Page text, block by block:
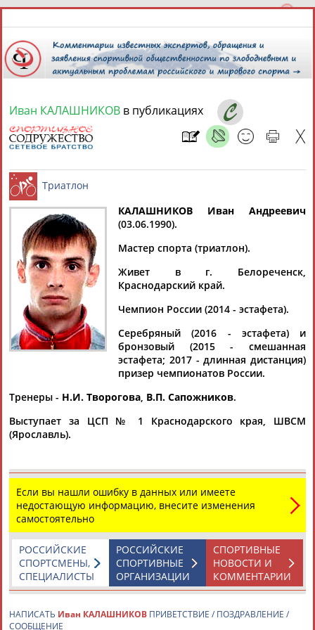
8 августа 2026 года,
СПОРТСМЕНЫ, ТРЕНЕРЫ И СПЕЦИАЛИСТЫ
Найдено: 1персона Расширенный поиск
Иван
КАЛАШНИКОВ
Ваш запрос: "Иван КАЛАШНИКОВ"
2 3
победители на длинной дистанции и в эстафете
...мужчин золото завоевал Илья Прасолов (08:03:26), вторым
сталИван Калашников(08:19:24), третьим - Анатолий
Федотов...
(Проект:Информационное агентство СТАДИОН
11.08.2025
Прыгуны в воду из России выступят на турнире в Дубае под
национальным флагом
...чемпионка Европы среди юниоров Елизавета Кансо, а
такжеИванАлександров, Спартак Гаркуша, Виктория
Казанцева, АлександрКалашников, Глеб Касьянов,
Иван КАЛАШНИКОВ в публикациях
Триатлон
КАЛАШНИКОВ Иван Андреевич
(03.06.1990).
Мастер спорта (триатлон).
Живет в г. Белореченск,
Краснодарский край.
Чемпион России (2014 - эстафета).
Серебряный (2016 - эстафета) и
бронзовый (2015 - смешанная
эстафета; 2017 - длинная дистанция)
призер чемпионатов России.
Тренеры - Н.И. Творогова, В.П. Сапожников.
Выступает за ЦСП № 1 Краснодарского края, ШВСМ
(Ярославль).
Если вы нашли ошибку в данных или имеете
недостающую информацию, внесите изменения
самостоятельно
СПОРТИВНЫЕ
НОВОСТИ И
КОММЕНТАРИИ
РОССИЙСКИЕ
СПОРТИВНЫЕ
ОРГАНИЗАЦИИ
РОССИЙСКИЕ
СПОРТСМЕНЫ,
СПЕЦИАЛИСТЫ
НАПИСАТЬ Иван КАЛАШНИКОВ ПРИВЕТСТВИЕ / ПОЗДРАВЛЕНИЕ /
СООБЩЕНИЕ